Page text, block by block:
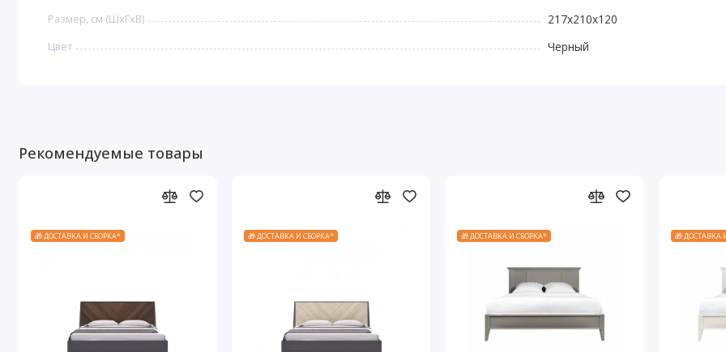
Размер, см (ШхГхВ) 217х210х120
Цвет Черный
Рекомендуемые товары
🎁 ДОСТАВКА И СБОРКА* 🎁 ДОСТАВКА И СБОРКА* 🎁 ДОСТАВКА И СБОРКА* 🎁 ДОСТАВКА